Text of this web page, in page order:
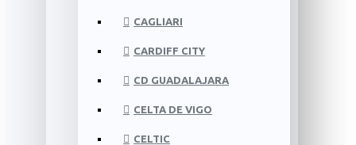
CAGLIARI
CARDIFF CITY
CD GUADALAJARA
CELTA DE VIGO
CELTIC